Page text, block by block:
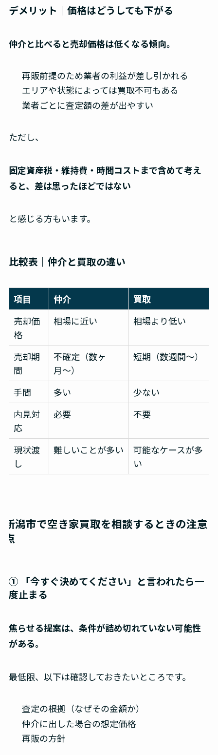
デメリット｜価格はどうしても下がる
仲介と比べると売却価格は低くなる傾向。
再販前提のため業者の利益が差し引かれる
エリアや状態によっては買取不可もある
業者ごとに査定額の差が出やすい
ただし、
固定資産税・維持費・時間コストまで含めて考え
ると、差は思ったほどではない
と感じる方もいます。
比較表｜仲介と買取の違い
項目 仲介
買取
売却価
格
相場に近い 相場より低い
売却期
間
不確定（数ヶ
月〜）
短期（数週間〜）
手間 多い
少ない
内見対
応
必要 不要
現状渡
し
難しいことが多い
可能なケースが多
い
新潟市で空き家買取を相談するときの注意
点
① 「今すぐ決めてください」と言われたら一
度止まる
焦らせる提案は、条件が詰め切れていない可能性
がある。
最低限、以下は確認しておきたいところです。
査定の根拠（なぜその金額か）
仲介に出した場合の想定価格
再販の方針